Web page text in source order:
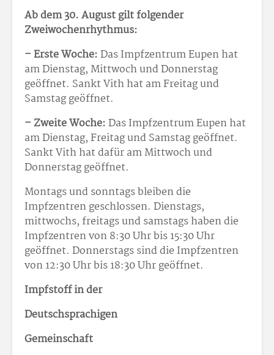
Ab dem 30. August gilt folgender
Zweiwochenrhythmus:
– Erste Woche:Das Impfzentrum Eupen hat
am Dienstag, Mittwoch und Donnerstag
geöffnet. Sankt Vith hat am Freitag und
Samstag geöffnet.
– Zweite Woche:Das Impfzentrum Eupen hat
am Dienstag, Freitag und Samstag geöffnet.
Sankt Vith hat dafür am Mittwoch und
Donnerstag geöffnet.
Montags und sonntags bleiben die
Impfzentren geschlossen. Dienstags,
mittwochs, freitags und samstags haben die
Impfzentren von 8:30 Uhr bis 15:30 Uhr
geöffnet. Donnerstags sind die Impfzentren
von 12:30 Uhr bis 18:30 Uhr geöffnet.
Impfstoff in der
Deutschsprachigen
Gemeinschaft